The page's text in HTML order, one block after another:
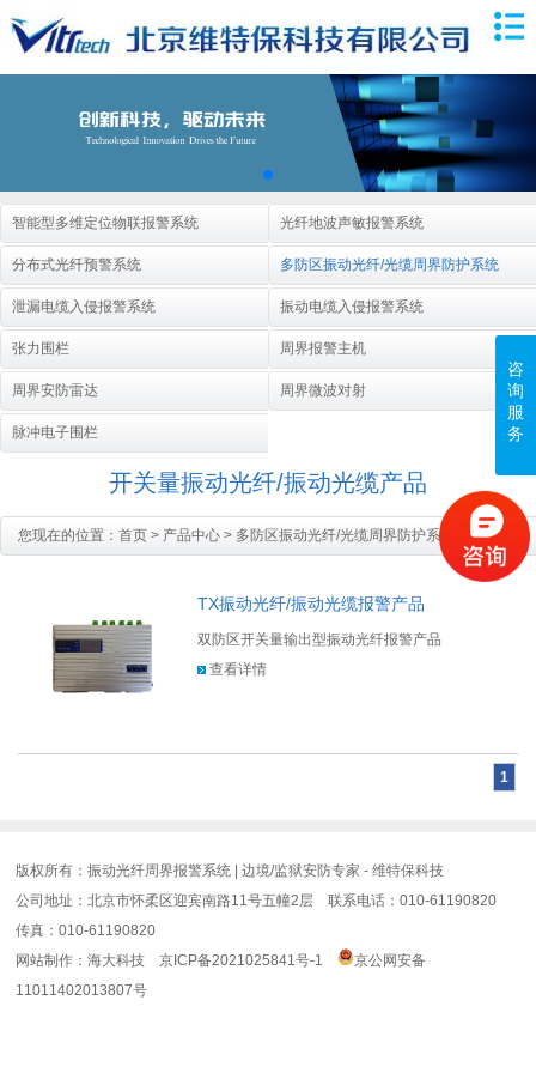
智能型多维定位物联报警系统 光纤地波声敏报警系统
分布式光纤预警系统 多防区振动光纤/光缆周界防护系统
泄漏电缆入侵报警系统 振动电缆入侵报警系统
张力围栏 周界报警主机
周界安防雷达 周界微波对射
脉冲电子围栏
开关量振动光纤/振动光缆产品
您现在的位置： 首页 > 产品中心 > 多防区振动光纤/光缆周界防护系统 开关量振动光纤/振动光缆产品
TX振动光纤/振动光缆报警产品
双防区开关量输出型振动光纤报警产品
查看详情
1
版权所有：振动光纤周界报警系统 | 边境/监狱安防专家 - 维特保科技
公司地址：北京市怀柔区迎宾南路11号五幢2层 联系电话：010-61190820
传真：010-61190820
网站制作 ：海大科技 京ICP备2021025841号-1
京公网安备
11011402013807号
咨
询
服
务